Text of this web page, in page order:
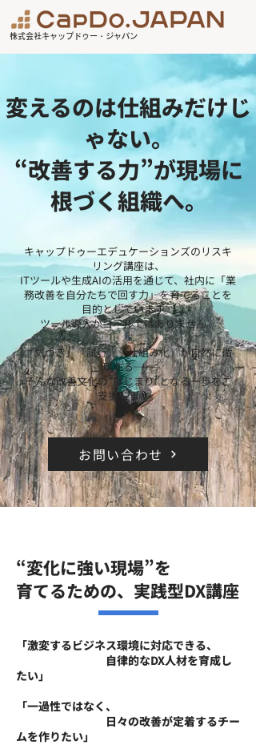
株式会社キャップドゥー・ジャパン
変えるのは仕組みだけじ
ゃない。
“改善する力”が現場に
根づく組織へ。
キャップドゥーエデュケーションズのリスキ
リング講座は、
ITツールや生成AIの活用を通じて、社内に「業
務改善を自分たちで回す力」を育てることを
目的としています。
ツール導入がゴールではありません。
「気づき」「試行」「仕組み化」が自然に循
環する──
そんな改善文化の“はじまり”となる一歩をご
支援します。
お問い合わせ
“変化に強い現場”を
育てるための、実践型DX講座
「激変するビジネス環境に対応できる、
自律的なDX人材を育成し
たい」
「一過性ではなく、
日々の改善が定着するチー
ムを作りたい」